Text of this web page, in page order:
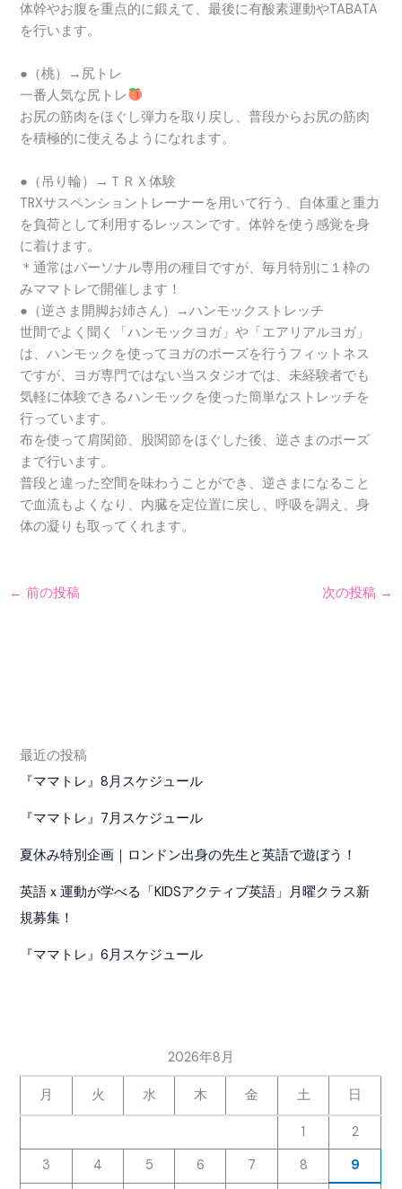
体幹やお腹を重点的に鍛えて、最後に有酸素運動やTABATA
を行います。
●（桃）→尻トレ
一番人気な尻トレ
お尻の筋肉をほぐし弾力を取り戻し、普段からお尻の筋肉
を積極的に使えるようになれます。
●（吊り輪）→ＴＲＸ体験
TRXサスペンショントレーナーを用いて行う、自体重と重力
を負荷として利用するレッスンです。体幹を使う感覚を身
に着けます。
＊通常はパーソナル専用の種目ですが、毎月特別に１枠の
みママトレで開催します！
●（逆さま開脚お姉さん）→ハンモックストレッチ
世間でよく聞く「ハンモックヨガ」や「エアリアルヨガ」
は、ハンモックを使ってヨガのポーズを行うフィットネス
ですが、ヨガ専門ではない当スタジオでは、未経験者でも
気軽に体験できるハンモックを使った簡単なストレッチを
行っています。
布を使って肩関節、股関節をほぐした後、逆さまのポーズ
まで行います。
普段と違った空間を味わうことができ、逆さまになること
で血流もよくなり、内臓を定位置に戻し、呼吸を調え、身
体の凝りも取ってくれます。
← 前の投稿 次の投稿 →
最近の投稿
『ママトレ』8月スケジュール
『ママトレ』7月スケジュール
夏休み特別企画｜ロンドン出身の先生と英語で遊ぼう！
英語ｘ運動が学べる「KIDSアクティブ英語」月曜クラス新
規募集！
『ママトレ』6月スケジュール
2026年8月
月 火 水 木 金 土 日
1
2
3
4 5 6 7 8
9